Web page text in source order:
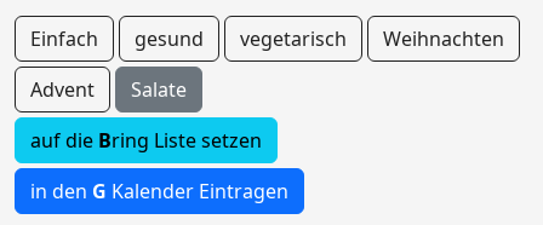
Einfach gesund vegetarisch
Weihnachten
Advent
Salate
auf die Bring Liste setzen
in den G Kalender Eintragen